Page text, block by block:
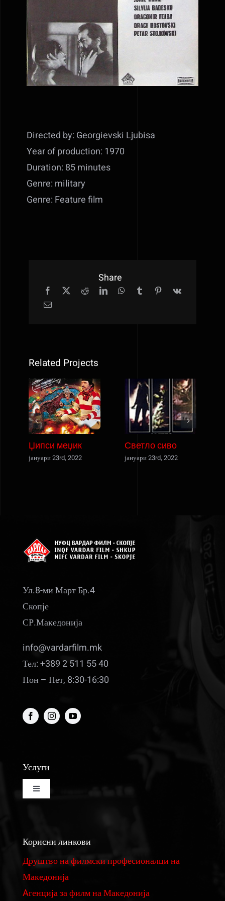
Directed by: Georgievski Ljubisa
Year of production: 1970
Duration: 85 minutes
Genre: military
Genre: Feature film
Share
Related Projects
Џипси меџик
јануари 23rd, 2022
Светло сиво
јануари 23rd, 2022
Ул.8-ми Март Бр.4
Скопје
СР.Македонија
info@vardarfilm.mk
Тел: +389 2 511 55 40
Пон – Пет, 8:30-16:30
Услуги
Toggle
Navigation
Изнајмување на студио за монтажа и колор
Реквизити
Корисни линкови
Друштво на филмски професионалци на
Македонија
Aгенција за филм на Македонија